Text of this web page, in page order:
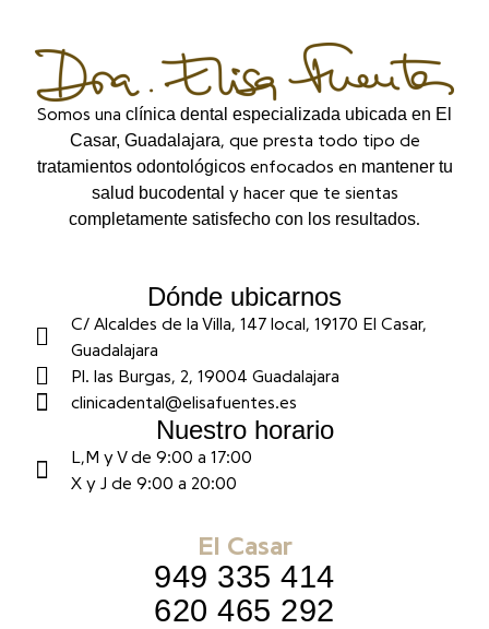
Somos una clínica dental especializada ubicada en El
Casar, Guadalajara, que presta todo tipo de
tratamientos odontológicosenfocados en mantener tu
salud bucodental y hacer que te sientas
completamente satisfecho con los resultados.
Dónde ubicarnos
C/ Alcaldes de la Villa, 147 local, 19170 El Casar,
Guadalajara
Pl. las Burgas, 2, 19004 Guadalajara
clinicadental@elisafuentes.es
Nuestro horario
L,M y V de 9:00 a 17:00
X y J de 9:00 a 20:00
El Casar
949 335 414
620 465 292